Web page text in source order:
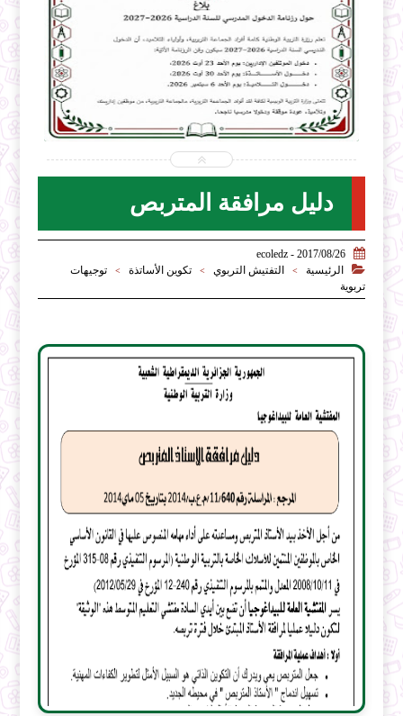
2026-07-31
ecoledz.net
دليل مرافقة المتربص

2017/08/26 - ecoledz

الرئيسية > التفتيش التربوي > تكوين الأساتذة >
توجيهات
تربوية